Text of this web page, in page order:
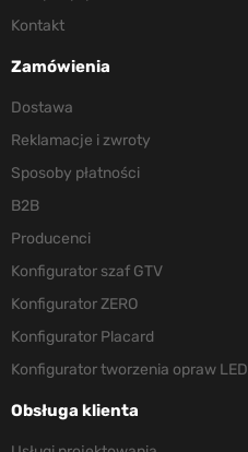
Kontakt
Zamówienia
Dostawa
Reklamacje i zwroty
Sposoby płatności
B2B
Producenci
Konfigurator szaf GTV
Konfigurator ZERO
Konfigurator Placard
Konfigurator tworzenia opraw LED
Obsługa klienta